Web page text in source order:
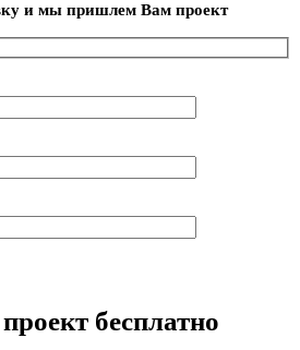
и мы пришлем Вам проект
бесплатно